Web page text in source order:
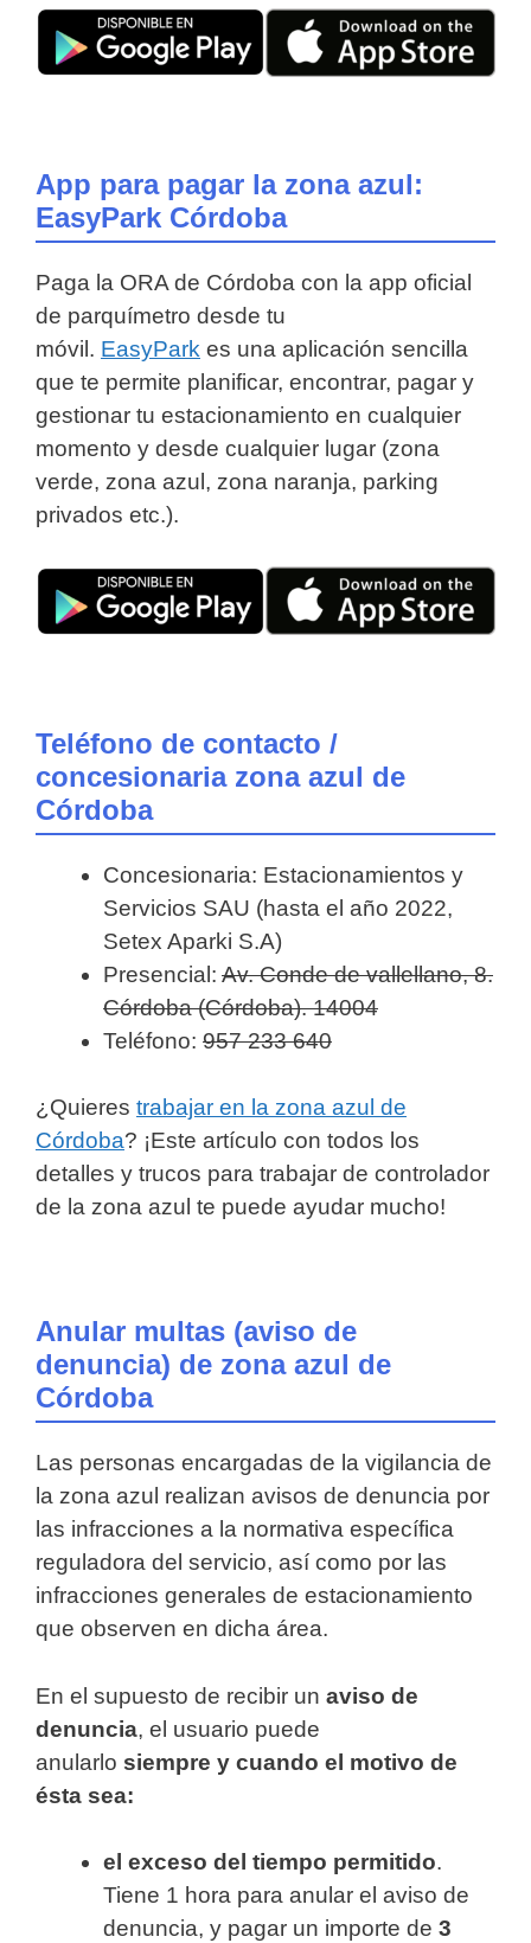
App para pagar la zona azul:
EasyPark Córdoba
Paga la ORA de Córdoba con la app oficial
de parquímetro desde tu
móvil. EasyPark es una aplicación sencilla
que te permite planificar, encontrar, pagar y
gestionar tu estacionamiento en cualquier
momento y desde cualquier lugar (zona
verde, zona azul, zona naranja, parking
privados etc.).
Teléfono de contacto /
concesionaria zona azul de
Córdoba
Concesionaria: Estacionamientos y
Servicios SAU (hasta el año 2022,
Setex Aparki S.A)
Presencial: Av. Conde de vallellano, 8.
Córdoba (Córdoba). 14004
Teléfono: 957 233 640
¿Quieres trabajar en la zona azul de
Córdoba? ¡Este artículo con todos los
detalles y trucos para trabajar de controlador
de la zona azul te puede ayudar mucho!
Anular multas (aviso de
denuncia) de zona azul de
Córdoba
Las personas encargadas de la vigilancia de
la zona azul realizan avisos de denuncia por
las infracciones a la normativa específica
reguladora del servicio, así como por las
infracciones generales de estacionamiento
que observen en dicha área.
En el supuesto de recibir un aviso de
denuncia, el usuario puede
anularlo siempre y cuando el motivo de
ésta sea:
el exceso del tiempo permitido.
Tiene 1 hora para anular el aviso de
denuncia, y pagar un importe de 3